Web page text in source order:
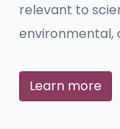
relevant to
environmental,
Learn more